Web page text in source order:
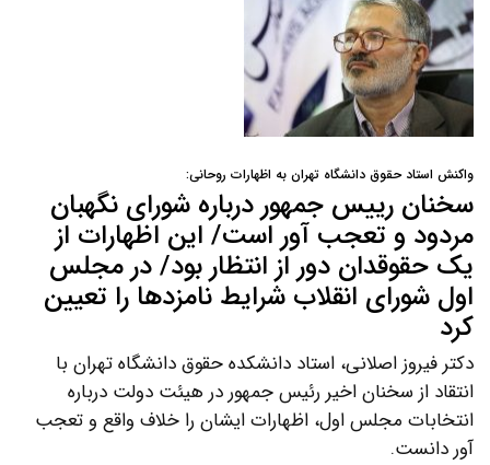
واکنش استاد حقوق دانشگاه تهران به اظهارات روحانی:
سخنان رییس جمهور درباره شورای نگهبان
مردود و تعجب آور است/ این اظهارات از
یک حقوقدان دور از انتظار بود/ در مجلس
اول شورای انقلاب شرایط نامزدها را تعیین
کرد
دکتر فیروز اصلانی، استاد دانشکده حقوق دانشگاه تهران با
انتقاد از سخنان اخیر رئیس جمهور در هیئت دولت درباره
انتخابات مجلس اول، اظهارات ایشان را خلاف واقع و تعجب
آور دانست.